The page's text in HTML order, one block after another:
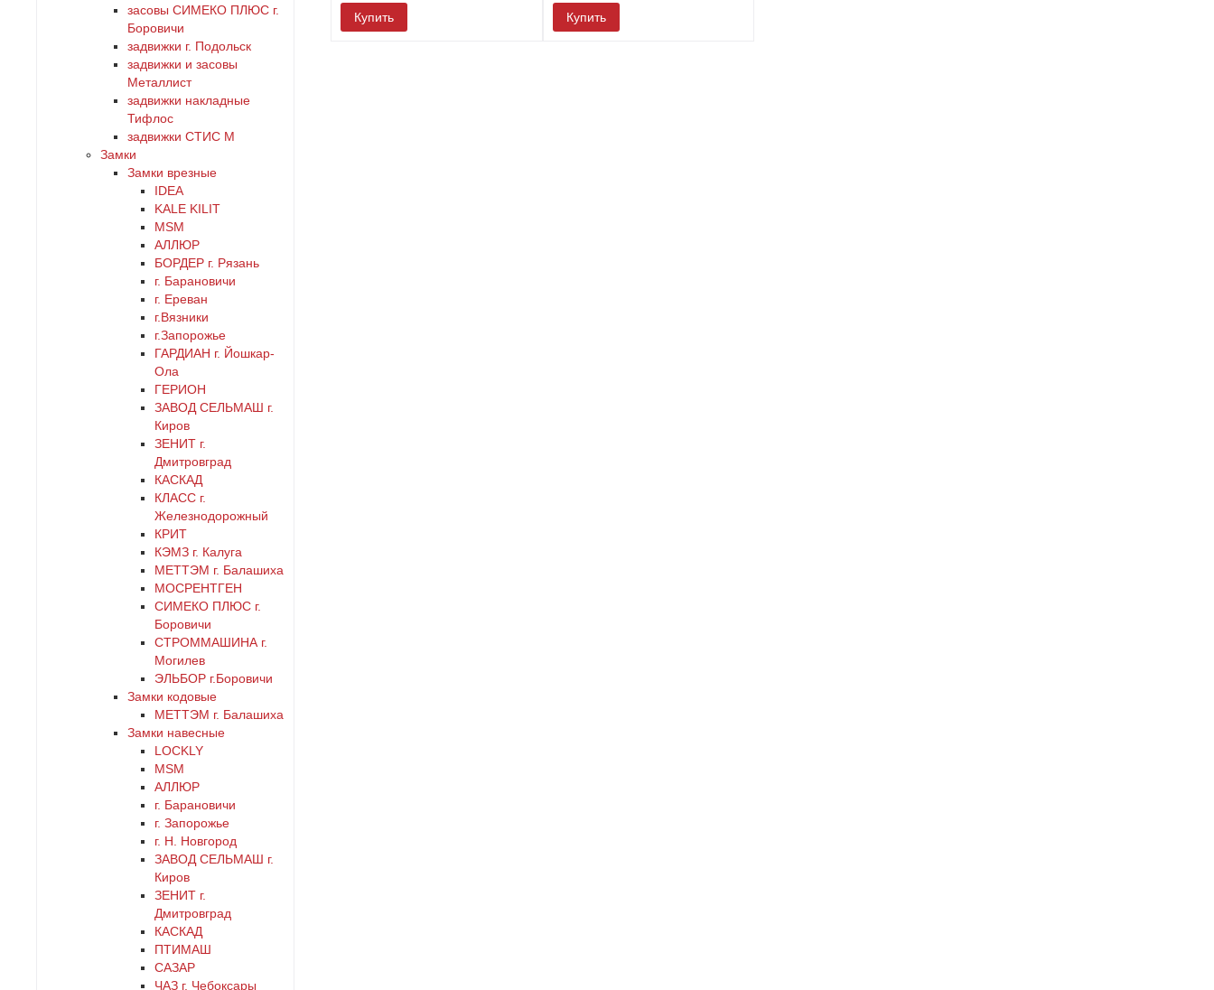
Купить Купить
заcовы СИМЕКО ПЛЮС г.
Боровичи
задвижки г. Подольск
задвижки и засовы
Металлист
задвижки накладные
Тифлос
задвижки СТИС М
Замки
Замки врезные
IDEA
KALE KILIT
MSM
АЛЛЮР
БОРДЕР г. Рязань
г. Барановичи
г. Ереван
г.Вязники
г.Запорожье
ГАРДИАН г. Йошкар-
Ола
ГЕРИОН
ЗАВОД СЕЛЬМАШ г.
Киров
ЗЕНИТ г.
Дмитровград
КАСКАД
КЛАСС г.
Железнодорожный
КРИТ
КЭМЗ г. Калуга
МЕТТЭМ г. Балашиха
МОСРЕНТГЕН
СИМЕКО ПЛЮС г.
Боровичи
СТРОММАШИНА г.
Могилев
ЭЛЬБОР г.Боровичи
Замки кодовые
МЕТТЭМ г. Балашиха
Замки навесные
LOCKLY
MSM
АЛЛЮР
г. Барановичи
г. Запорожье
г. Н. Новгород
ЗАВОД СЕЛЬМАШ г.
Киров
ЗЕНИТ г.
Дмитровград
КАСКАД
ПТИМАШ
САЗАР
ЧАЗ г. Чебоксары